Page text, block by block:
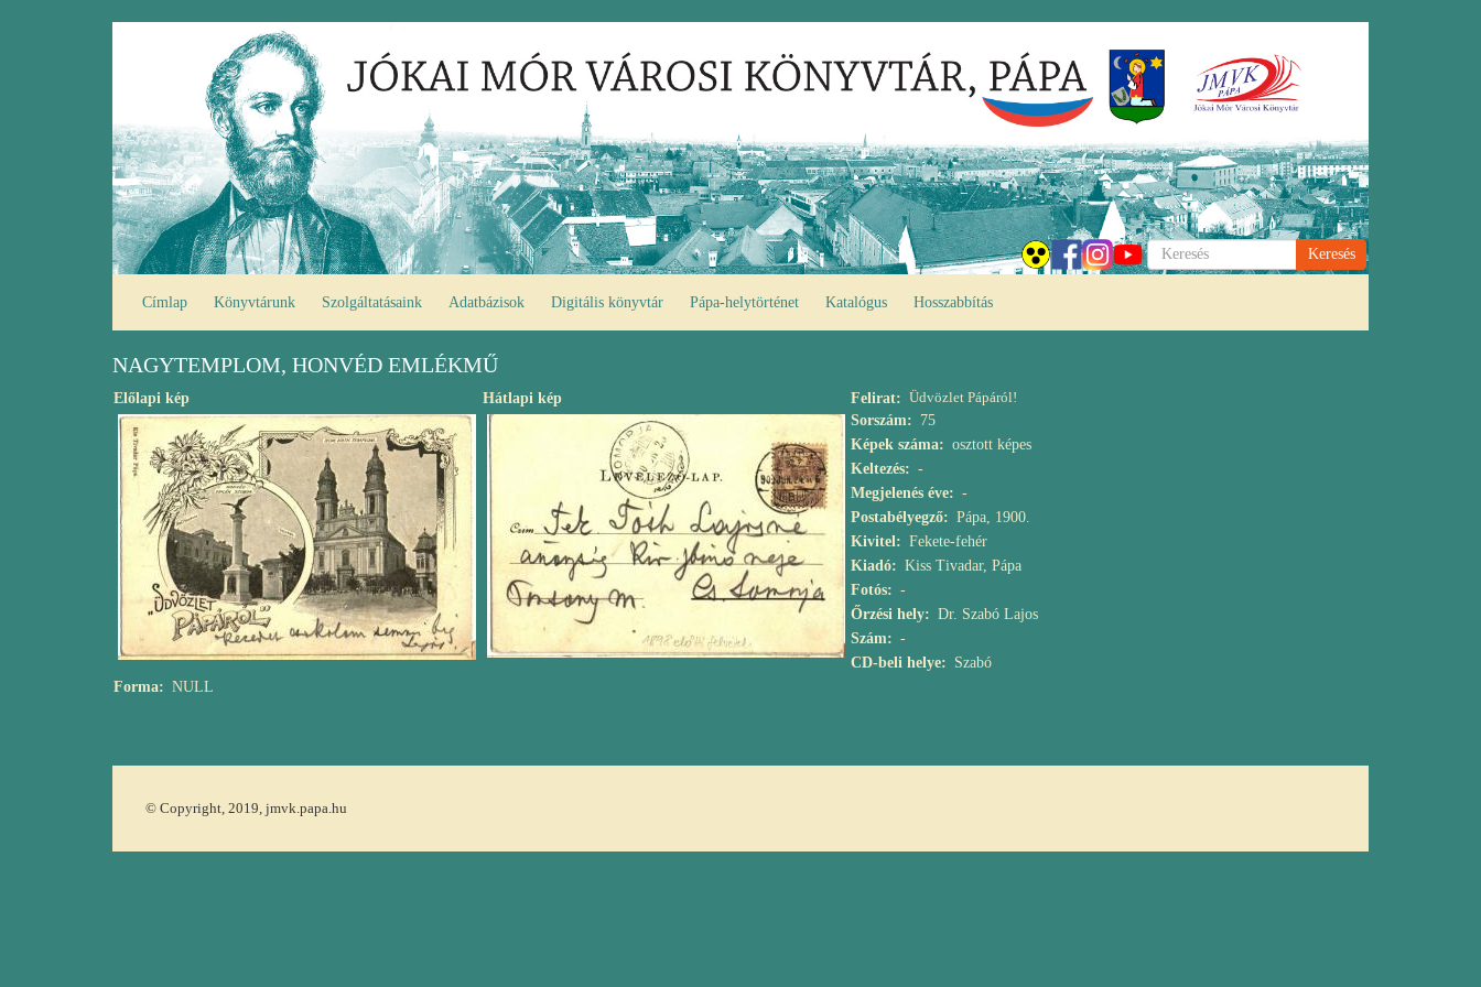
Keresés
Címlap Könyvtárunk Szolgáltatásaink Adatbázisok Digitális könyvtár Pápa-helytörténet Katalógus Hosszabbítás
NAGYTEMPLOM, HONVÉD EMLÉKMŰ
Előlapi kép Hátlapi kép Felirat
Üdvözlet Pápáról!
Sorszám
75
Képek száma
osztott képes
Keltezés
-
Megjelenés éve
-
Postabélyegző
Pápa, 1900.
Kivitel
Fekete-fehér
Kiadó
Kiss Tivadar, Pápa
Fotós
-
Őrzési hely
Dr. Szabó Lajos
Szám
-
CD-beli helye
Szabó
Forma
NULL
© Copyright, 2019, jmvk.papa.hu